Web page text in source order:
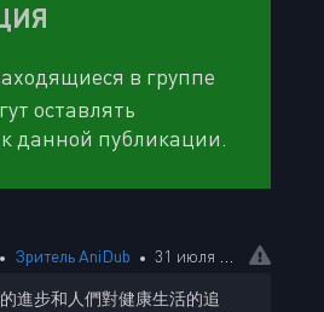
в группе
оставлять
данной публикации.
Зритель AniDub 31 июля 2025 06:34
進步和人們對健康生活的追